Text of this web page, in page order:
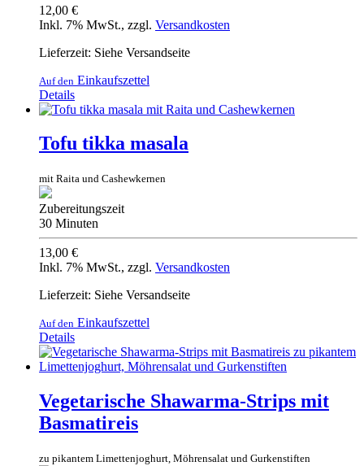
12,00 €
Inkl. 7% MwSt., zzgl. Versandkosten
Lieferzeit: Siehe Versandseite
Auf den Einkaufszettel
Details
Tofu tikka masala
mit Raita und Cashewkernen
Zubereitungszeit
30 Minuten
13,00 €
Inkl. 7% MwSt., zzgl. Versandkosten
Lieferzeit: Siehe Versandseite
Auf den Einkaufszettel
Details
Vegetarische Shawarma-Strips mit
Basmatireis
zu pikantem Limettenjoghurt, Möhrensalat und Gurkenstiften